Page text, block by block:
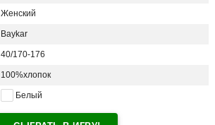
Женский
Baykar
40/170-176
100%хлопок
Белый